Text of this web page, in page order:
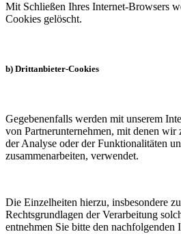
Mit Schließen Ihres Internet-Browsers
Cookies gelöscht.
b) Drittanbieter-Cookies
Gegebenenfalls werden mit unserem
von Partnerunternehmen, mit denen
der Analyse oder der Funktionalitäten
zusammenarbeiten, verwendet.
Die Einzelheiten hierzu, insbesondere
Rechtsgrundlagen der Verarbeitung
entnehmen Sie bitte den nachfolgenden